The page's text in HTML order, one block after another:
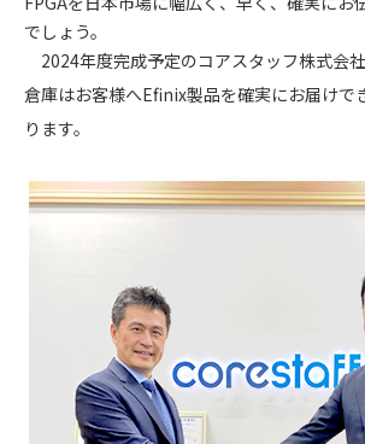
でしょう。
2024年度完成予定のコアスタッフ株式会
倉庫はお客様へEfinix製品を確実にお届けで
ります。